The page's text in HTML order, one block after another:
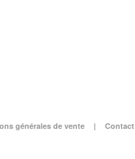
générales de vente | Contact